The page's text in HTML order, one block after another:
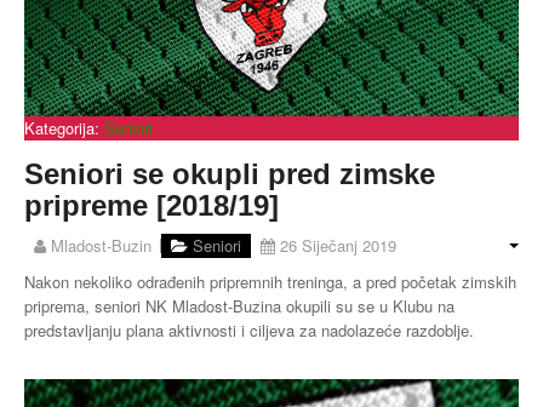
Novosti
Seniori
Škola nogometa
Veterani
Savezi
Kategorija: Seniori
Seniori se okupli pred zimske
pripreme [2018/19]
Mladost-Buzin Seniori
26 Siječanj 2019
Nakon nekoliko odrađenih pripremnih treninga, a pred početak zimskih
priprema, seniori NK Mladost-Buzina okupili su se u Klubu na
predstavljanju plana aktivnosti i ciljeva za nadolazeće razdoblje.